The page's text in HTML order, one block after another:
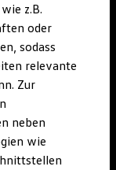
z.B.
oder
sodass
relevante
Zur
neben
wie